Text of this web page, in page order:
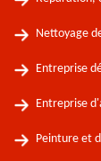
Nettoyage
Entreprise
Entreprise
Peinture et